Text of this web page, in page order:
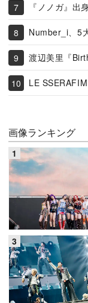
『ノノガ』出
Number_i、5
渡辺美里『
LE
画像ランキング